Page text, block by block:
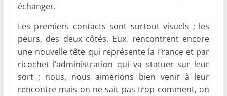
échanger.
Les premiers contacts sont surtout visuels ; les
peurs, des deux côtés. Eux, rencontrent encore
une nouvelle tête qui représente la France et par
ricochet l’administration qui va statuer sur leur
sort ; nous, nous aimerions bien venir à leur
rencontre mais on ne sait pas trop comment, on